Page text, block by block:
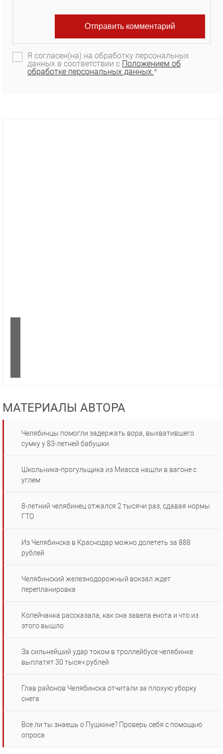
Я согласен(на) на обработку персональных
данных в соответствии с Положением об
обработке персональных данных.*
МАТЕРИАЛЫ АВТОРА
Челябинцы помогли задержать вора, выхватившего
сумку у 83-летней бабушки
Школьника-прогульщика из Миасса нашли в вагоне с
углем
8-летний челябинец отжался 2 тысячи раз, сдавая нормы
ГТО
Из Челябинска в Краснодар можно долететь за 888
рублей
Челябинский железнодорожный вокзал ждет
перепланировка
Копейчанка рассказала, как она завела енота и что из
этого вышло
За сильнейший удар током в троллейбусе челябинке
выплатят 30 тысяч рублей
Глав районов Челябинска отчитали за плохую уборку
снега
Все ли ты знаешь о Пушкине? Проверь себя с помощью
опроса